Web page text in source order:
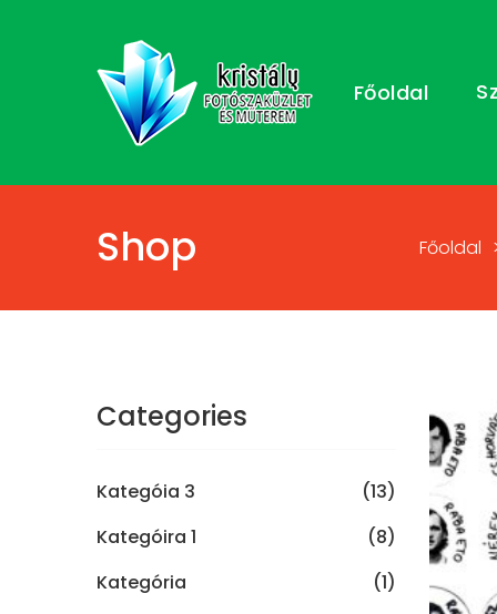
Főoldal
Shop Főoldal
Categories
Kategóia 3
(13)
Kategóira 1
(8)
Kategória
(1)